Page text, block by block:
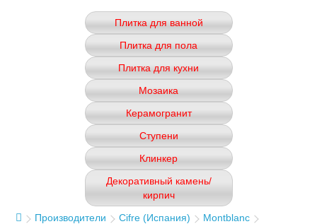
Плитка для ванной
Плитка для пола
Плитка для кухни
Мозаика
Керамогранит
Ступени
Клинкер
Декоративный камень/
кирпич
Производители
Cifre (Испания) Montblanc